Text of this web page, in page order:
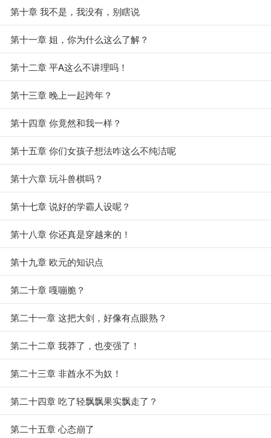
第十章 我不是，我没有，别瞎说
第十一章 姐，你为什么这么了解？
第十二章 平A这么不讲理吗！
第十三章 晚上一起跨年？
第十四章 你竟然和我一样？
第十五章 你们女孩子想法咋这么不纯洁呢
第十六章 玩斗兽棋吗？
第十七章 说好的学霸人设呢？
第十八章 你还真是穿越来的！
第十九章 欧元的知识点
第二十章 嘎嘣脆？
第二十一章 这把大剑，好像有点眼熟？
第二十二章 我莽了，也变强了！
第二十三章 非酋永不为奴！
第二十四章 吃了轻飘飘果实飘走了？
第二十五章 心态崩了